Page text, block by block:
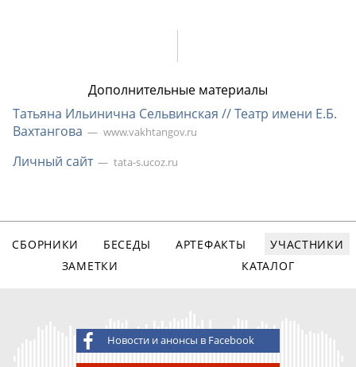
Дополнительные материалы
Татьяна Ильинична Сельвинская // Театр имени Е.Б.
Вахтангова
www.vakhtangov.ru
Личный сайт tata-s.ucoz.ru
СБОРНИКИ БЕСЕДЫ АРТЕФАКТЫ
УЧАСТНИКИ
ЗАМЕТКИ
КАТАЛОГ
Новости и анонсы в Facebook